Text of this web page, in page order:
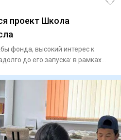
проект Школа
фонда, высокий интерес к
до его запуска: в рамках